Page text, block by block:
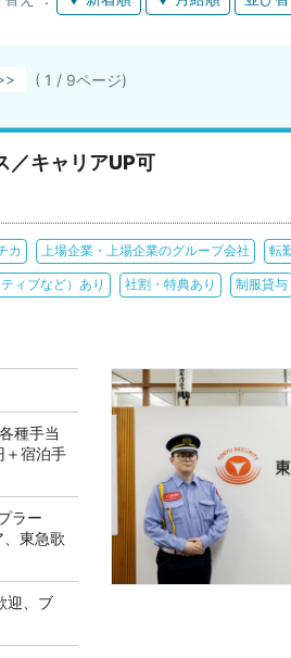
( 1 / 9ページ)
／キャリアUP可
カ 上場企業・上場企業のグループ会社 転
ィブなど）あり 社割・特典あり 制服貸与
種手当
＋宿泊手
ラー
東急歌
迎、ブ